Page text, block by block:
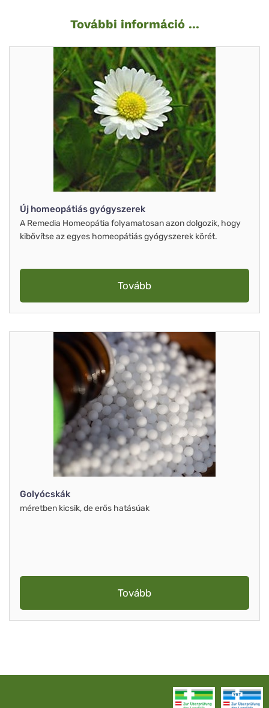
További információ ...
Új homeopátiás gyógyszerek
A Remedia Homeopátia folyamatosan azon dolgozik, hogy
kibővítse az egyes homeopátiás gyógyszerek körét.
Tovább
Golyócskák
méretben kicsik, de erős hatásúak
Tovább